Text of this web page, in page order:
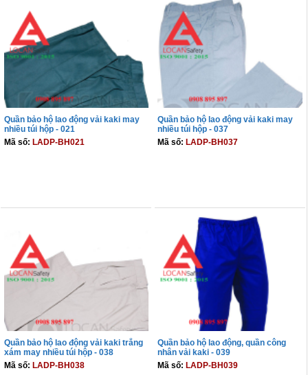
Quần bảo hộ lao động vải kaki may
nhiều túi hộp - 021
Mã số: LADP-BH021
Quần bảo hộ lao động vải kaki may
nhiều túi hộp - 037
Mã số: LADP-BH037
Quần bảo hộ lao động vải kaki trắng
xám may nhiều túi hộp - 038
Mã số: LADP-BH038
Quần bảo hộ lao động, quần công
nhân vải kaki - 039
Mã số: LADP-BH039